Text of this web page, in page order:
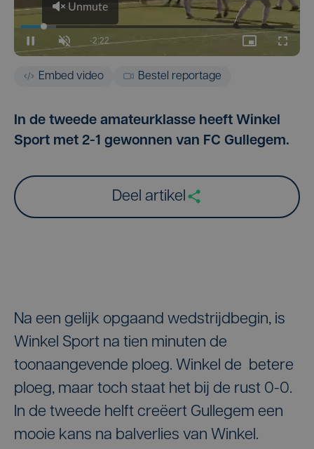
Embed video Bestel reportage
In de tweede amateurklasse heeft Winkel
Sport met 2-1 gewonnen van FC Gullegem.
Deel artikel
Na een gelijk opgaand wedstrijdbegin, is
Winkel Sport na tien minuten de
toonaangevende ploeg. Winkel de betere
ploeg, maar toch staat het bij de rust 0-0.
In de tweede helft creëert Gullegem een
mooie kans na balverlies van Winkel.